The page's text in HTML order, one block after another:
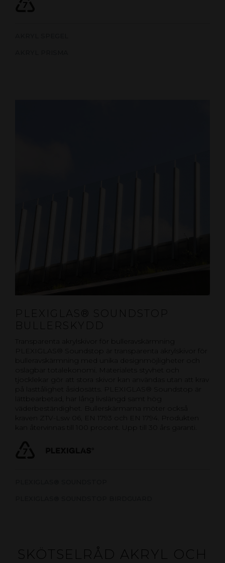
PLEXIGLAS® SOUNDSTOP
BULLERSKYDD
Transparenta akrylskivor för bulleravskärmning
PLEXIGLAS® Soundstop är transparenta akrylskivor för
bulleravskärmning med unika designmöjligheter och
oslagbar totalekonomi. Materialets styvhet och
tjocklekar gör att stora skivor kan användas utan att krav
på lasttålighet åsidosätts. PLEXIGLAS® Soundstop är
lättbearbetad, har lång livslängd samt hög
väderbeständighet. Bullerskärmarna möter också
kraven ZTV-Lsw 06, EN 1793 och EN 1794. Produkten
kan återvinnas till 100 procent. Upp till 30 års garanti.
SKÖTSELRÅD AKRYL OCH